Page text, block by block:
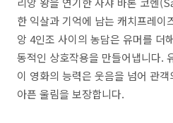
한 익살과 기억에 남는 캐치프레이
앙 4인조 사이의 농담은 유머를 더
동적인 상호작용을 만들어냅니다.
이 영화의 능력은 웃음을 넘어 관
아픈 울림을 보장합니다.